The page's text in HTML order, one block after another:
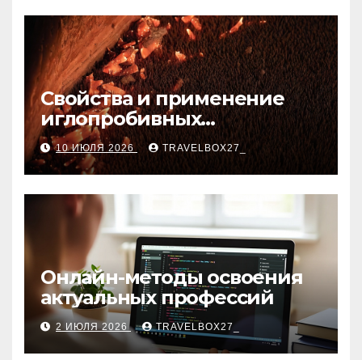
Свойства и применение
иглопробивных
базальтовых огнеупорных
матов
10 ИЮЛЯ 2026 TRAVELBOX27_
Онлайн-методы освоения
актуальных профессий
2 ИЮЛЯ 2026 TRAVELBOX27_